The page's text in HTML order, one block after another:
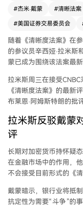
C）相关的条款，同参
条款，以形成一个统
正与多位参议员协调
工作。
#杰米·戴蒙 #清晰法案
#美国证券交易委员会
随着《清晰度法案》在
的参议员辛西娅·拉米斯
蒙已成为围绕该法案最
拉米斯周三在接受
《清晰度法案》的最新
布莱恩·阿姆斯特朗的批评
拉米斯反驳戴蒙
评
长期对加密货币持怀疑
在金融市场中的作用，
不会接受目前形式的《清
戴蒙暗示，银行业将抵
抗定性为需要“斗争”的